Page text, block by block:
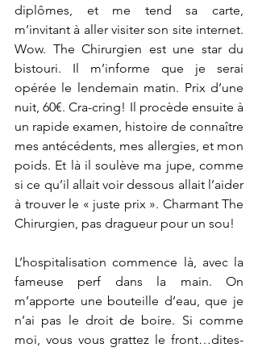
diplômes, et me tend sa carte,
m’invitant à aller visiter son site internet.
Wow. The Chirurgien est une star du
bistouri. Il m’informe que je serai
opérée le lendemain matin. Prix d’une
nuit, 60€. Cra-cring! Il procède ensuite à
un rapide examen, histoire de connaître
mes antécédents, mes allergies, et mon
poids. Et là il soulève ma jupe, comme
si ce qu’il allait voir dessous allait l’aider
à trouver le « juste prix ». Charmant The
Chirurgien, pas dragueur pour un sou!
L’hospitalisation commence là, avec la
fameuse perf dans la main. On
m’apporte une bouteille d’eau, que je
n’ai pas le droit de boire. Si comme
moi, vous vous grattez le front…dites-